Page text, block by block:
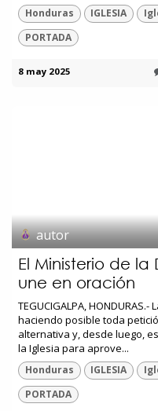
Honduras IGLESIA
PORTADA
8 may 2025
autor
El Ministerio de la
une en oración
TEGUCIGALPA,
haciendo posible toda
alternativa y, desde luego,
la Iglesia para aprove...
Honduras IGLESIA
PORTADA